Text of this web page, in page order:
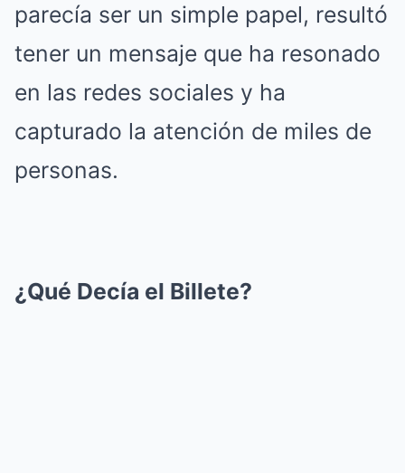
parecía ser un simple papel, resultó
tener un mensaje que ha resonado
en las redes sociales y ha
capturado la atención de miles de
personas.
¿Qué Decía el Billete?